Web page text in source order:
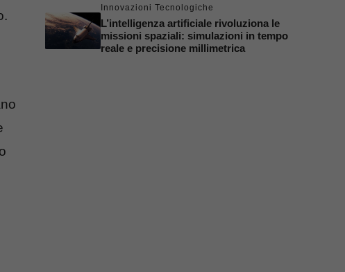
Innovazioni Tecnologiche
L’intelligenza artificiale rivoluziona le
missioni spaziali: simulazioni in tempo
reale e precisione millimetrica